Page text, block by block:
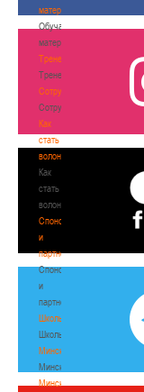
материалы
Обучающие
материалы
Тренерам
Тренерам
Сотрудничество
Сотрудничество
Как
стать
волонтером
Как
стать
волонтером
Спонсоры
и
партнеры
Спонсоры
и
партнеры
Школы
Школы
Минск
Минск
Минская